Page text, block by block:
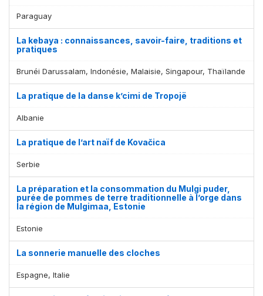
Paraguay
La kebaya : connaissances, savoir-faire, traditions et
pratiques
Brunéi Darussalam, Indonésie, Malaisie, Singapour, Thaïlande
La pratique de la danse k’cimi de Tropojë
Albanie
La pratique de l’art naïf de Kovačica
Serbie
La préparation et la consommation du Mulgi puder,
purée de pommes de terre traditionnelle à l’orge dans
la région de Mulgimaa, Estonie
Estonie
La sonnerie manuelle des cloches
Espagne, Italie